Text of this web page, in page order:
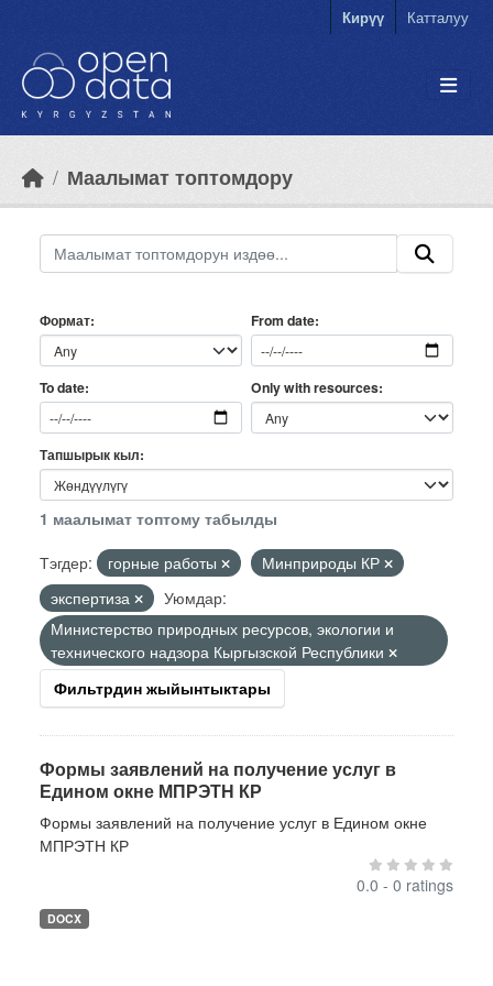
Кирүү Катталуу
Маалымат топтомдору
Формат From date
To date Only with resources
Тапшырык кыл
1 маалымат топтому табылды
Тэгдер:
горные работы
Минприроды КР
экспертиза
Уюмдар:
Министерство природных ресурсов, экологии и
технического надзора Кыргызской Республики
Фильтрдин жыйынтыктары
Формы заявлений на получение услуг в
Едином окне МПРЭТН КР
Формы заявлений на получение услуг в Едином окне
МПРЭТН КР
0.0 - 0 ratings
DOCX